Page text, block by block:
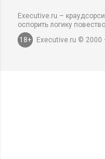
Executive.ru –
оспорить логику
18+
Executive.ru © 2000